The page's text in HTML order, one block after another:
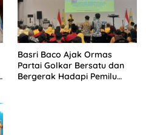
Basri Baco Ajak Ormas
Partai Golkar Bersatu dan
Bergerak Hadapi Pemilu